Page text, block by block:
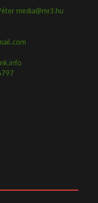
media@mr3.hu